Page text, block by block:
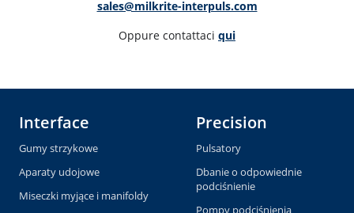
sales@milkrite-interpuls.com
Oppure contattaci qui
Interface
Gumy strzykowe
Aparaty udojowe
Miseczki myjące i manifoldy
Precision
Pulsatory
Dbanie o odpowiednie
podciśnienie
Pompy podciśnienia